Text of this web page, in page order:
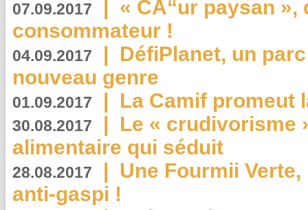
07.09.2017 | « CÅ“ur paysan
consommateur !
04.09.2017 | DéfiPlanet, un
nouveau genre
01.09.2017 | La Camif promeut
30.08.2017 | Le « crudivorisme
alimentaire qui séduit
28.08.2017 | Une Fourmii
anti-gaspi !